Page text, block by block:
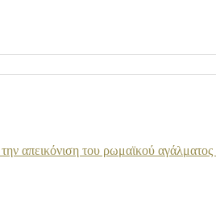
απεικόνιση του ρωμαϊκού